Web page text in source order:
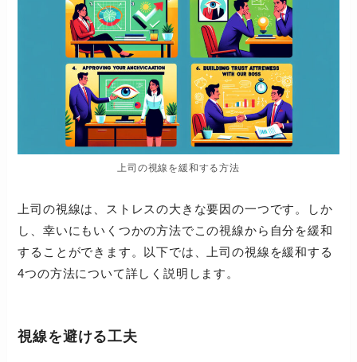
上司の視線を緩和する方法
上司の視線は、ストレスの大きな要因の一つです。しか
し、幸いにもいくつかの方法でこの視線から自分を緩和
することができます。以下では、上司の視線を緩和する
4つの方法について詳しく説明します。
視線を避ける工夫